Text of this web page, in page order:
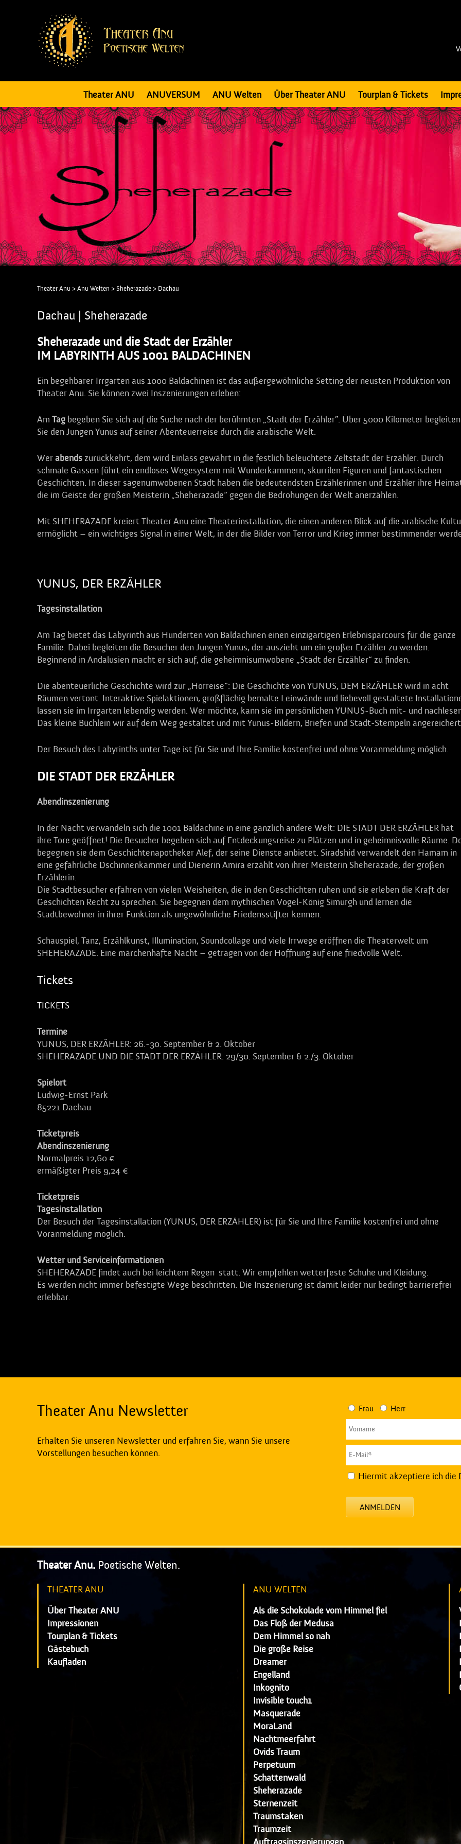
Theater ANU ANUVERSUM ANU Welten Über Theater ANU Tourplan & Tickets
Theater Anu > Anu Welten > Sheherazade > Dachau
Dachau | Sheherazade
Sheherazade und die Stadt der Erzähler
IM LABYRINTH AUS 1001 BALDACHINEN
Ein begehbarer Irrgarten aus 1000 Baldachinen ist das außergewöhnliche Setting der neusten Produktion von
Theater Anu. Sie können zwei Inszenierungen erleben:
Am Tag begeben Sie sich auf die Suche nach der berühmten „Stadt der Erzähler”. Über 5000 Kilometer begleiten
Sie den Jungen Yunus auf seiner Abenteuerreise durch die arabische Welt.
Werabendszurückkehrt, dem wird Einlass gewährt in die festlich beleuchtete Zeltstadt der Erzähler. Durch
schmale Gassen führt ein endloses Wegesystem mit Wunderkammern, skurrilen Figuren und fantastischen
Geschichten. In dieser sagenumwobenen Stadt haben die bedeutendsten Erzählerinnen und Erzähler ihre
die im Geiste der großen Meisterin „Sheherazade“ gegen die Bedrohungen der Welt anerzählen.
Mit SHEHERAZADE kreiert Theater Anu eine Theaterinstallation, die einen anderen Blick auf die arabische
ermöglicht – ein wichtiges Signal in einer Welt, in der die Bilder von Terror und Krieg immer bestimmender
YUNUS, DER ERZÄHLER
Tagesinstallation
Am Tag bietet das Labyrinth aus Hunderten von Baldachinen einen einzigartigen Erlebnisparcours für die ganze
Familie. Dabei begleiten die Besucher den Jungen Yunus, der auszieht um ein großer Erzähler zu werden.
Beginnend in Andalusien macht er sich auf, die geheimnisumwobene „Stadt der Erzähler“ zu finden.
Die abenteuerliche Geschichte wird zur „Hörreise“: Die Geschichte von YUNUS, DEM ERZÄHLER wird in acht
Räumen vertont. Interaktive Spielaktionen, großflächig bemalte Leinwände und liebevoll gestaltete
lassen sie im Irrgarten lebendig werden. Wer möchte, kann sie im persönlichen YUNUS-Buch mit- und
Das kleine Büchlein wir auf dem Weg gestaltet und mit Yunus-Bildern, Briefen und Stadt-Stempeln
Der Besuch des Labyrinths unter Tage ist für Sie und Ihre Familie kostenfrei und ohne Voranmeldung möglich.
DIE STADT DER ERZÄHLER
Abendinszenierung
In der Nacht verwandeln sich die 1001 Baldachine in eine gänzlich andere Welt: DIE STADT DER ERZÄHLER hat
ihre Tore geöffnet! Die Besucher begeben sich auf Entdeckungsreise zu Plätzen und in geheimnisvolle Räume.
begegnen sie dem Geschichtenapotheker Alef, der seine Dienste anbietet. Siradshid verwandelt den Hamam in
eine gefährliche Dschinnenkammer und Dienerin Amira erzählt von ihrer Meisterin Sheherazade, der großen
Erzählerin.
Die Stadtbesucher erfahren von vielen Weisheiten, die in den Geschichten ruhen und sie erleben die Kraft der
Geschichten Recht zu sprechen. Sie begegnen dem mythischen Vogel-König Simurgh und lernen die
Stadtbewohner in ihrer Funktion als ungewöhnliche Friedensstifter kennen.
Schauspiel, Tanz, Erzählkunst, Illumination, Soundcollage und viele Irrwege eröffnen die Theaterwelt um
SHEHERAZADE. Eine märchenhafte Nacht – getragen von der Hoffnung auf eine friedvolle Welt.
Tickets
TICKETS
Termine
YUNUS, DER ERZÄHLER: 26.-30. September & 2. Oktober
SHEHERAZADE UND DIE STADT DER ERZÄHLER: 29/30. September & 2./3. Oktober
Spielort
Ludwig-Ernst Park
85221 Dachau
Ticketpreis
Abendinszenierung
Normalpreis 12,60 €
ermäßigter Preis 9,24 €
Ticketpreis
Tagesinstallation
Der Besuch der Tagesinstallation (YUNUS, DER ERZÄHLER) ist für Sie und Ihre Familie kostenfrei und ohne
Voranmeldung möglich.
Wetter und Serviceinformationen
SHEHERAZADE findet auch bei leichtem Regen statt. Wir empfehlen wetterfeste Schuhe und Kleidung.
Es werden nicht immer befestigte Wege beschritten. Die Inszenierung ist damit leider nur bedingt barrierefrei
erlebbar.
Theater Anu Newsletter
Erhalten Sie unseren Newsletter und erfahren Sie, wann Sie unsere
Vorstellungen besuchen können.
Frau Herr
Hiermit akzeptiere ich die
ANMELDEN
Theater Anu. Poetische Welten.
THEATER ANU
Über Theater ANU
Impressionen
Tourplan & Tickets
Gästebuch
Kaufladen
ANU WELTEN
Als die Schokolade vom Himmel fiel
Das Floß der Medusa
Dem Himmel so nah
Die große Reise
Dreamer
Engelland
Inkognito
Invisible touch1
Masquerade
MoraLand
Nachtmeerfahrt
Ovids Traum
Perpetuum
Schattenwald
Sheherazade
Sternenzeit
Traumstaken
Traumzeit